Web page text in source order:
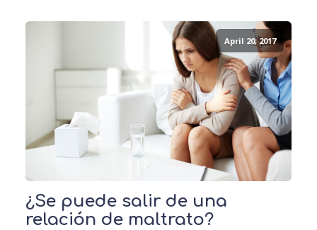
April 20, 2017
¿Se puede salir de una
relación de maltrato?